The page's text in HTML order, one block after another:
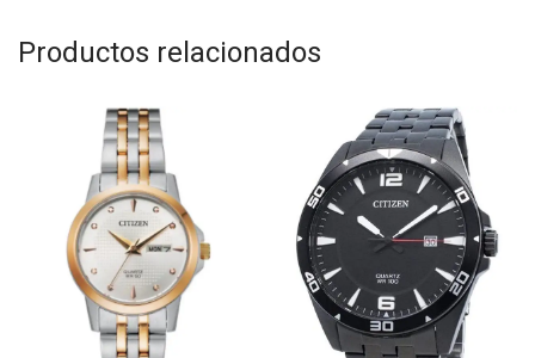
Productos relacionados